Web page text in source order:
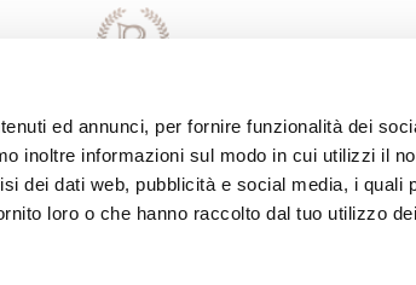
ed annunci, per fornire funzionalità dei
inoltre informazioni sul modo in cui utilizzi il
dei dati web, pubblicità e social media, i quali
loro o che hanno raccolto dal tuo utilizzo
Conduzione